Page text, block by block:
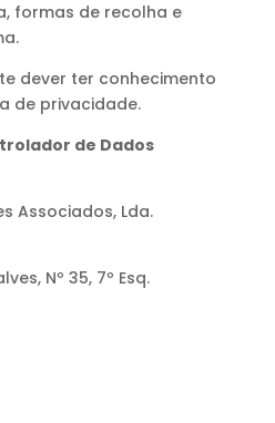
formas de recolha e
dever ter conhecimento
de privacidade.
de Dados
Associados, Lda.
Nº 35, 7º Esq.